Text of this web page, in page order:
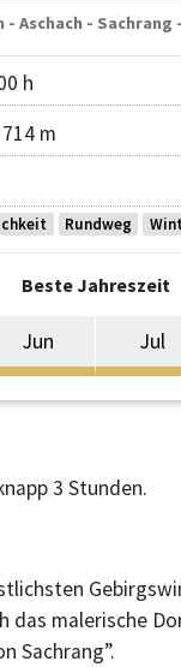
- Aschach - Sachrang
h
m
Rundweg
Beste Jahreszeit
Jun Jul
3 Stunden.
malerische
Sachrang”.